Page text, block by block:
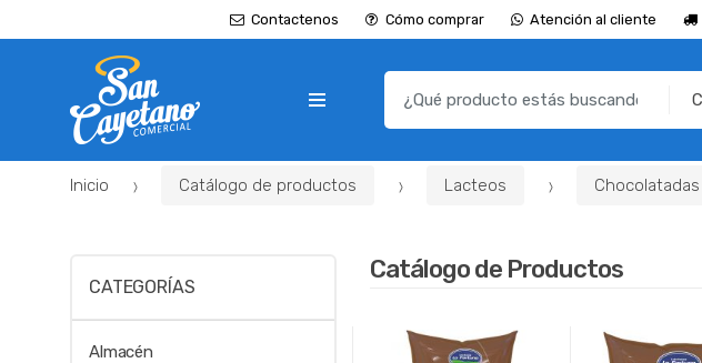
Contactenos Cómo comprar Atención al cliente
c
o
Inicio Catálogo de productos Lacteos Chocolatadas
Catálogo de Productos
CATEGORÍAS
Almacén